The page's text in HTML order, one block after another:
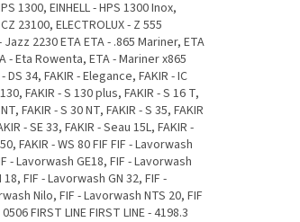
1300, EINHELL - HPS 1300 Inox,
23100, ELECTROLUX - Z 555
2230 ETA ETA - .865 Mariner, ETA
- Eta Rowenta, ETA - Mariner x865
DS 34, FAKIR - Elegance, FAKIR - IC
FAKIR - S 130 plus, FAKIR - S 16 T,
FAKIR - S 30 NT, FAKIR - S 35, FAKIR
- SE 33, FAKIR - Seau 15L, FAKIR -
FAKIR - WS 80 FIF FIF - Lavorwash
- Lavorwash GE18, FIF - Lavorwash
FIF - Lavorwash GN 32, FIF -
Nilo, FIF - Lavorwash NTS 20, FIF
FIRST LINE FIRST LINE - 4198.3